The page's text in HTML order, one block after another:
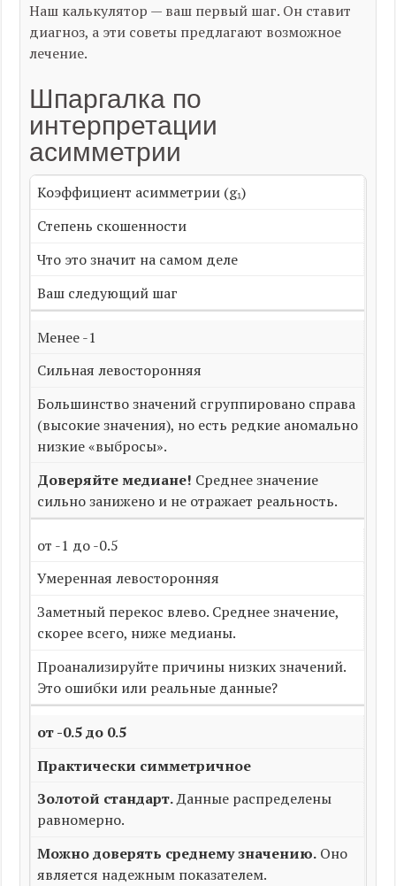
Наш калькулятор — ваш первый шаг. Он ставит
диагноз, а эти советы предлагают возможное
лечение.
Шпаргалка по
интерпретации
асимметрии
Коэффициент асимметрии (g₁)
Степень скошенности
Что это значит на самом деле
Ваш следующий шаг
Менее -1
Сильная левосторонняя
Большинство значений сгруппировано справа
(высокие значения), но есть редкие аномально
низкие «выбросы».
Доверяйте медиане! Среднее значение
сильно занижено и не отражает реальность.
от -1 до -0.5
Умеренная левосторонняя
Заметный перекос влево. Среднее значение,
скорее всего, ниже медианы.
Проанализируйте причины низких значений.
Это ошибки или реальные данные?
от -0.5 до 0.5
Практически симметричное
Золотой стандарт.Данные распределены
равномерно.
Можно доверять среднему значению.Оно
является надежным показателем.